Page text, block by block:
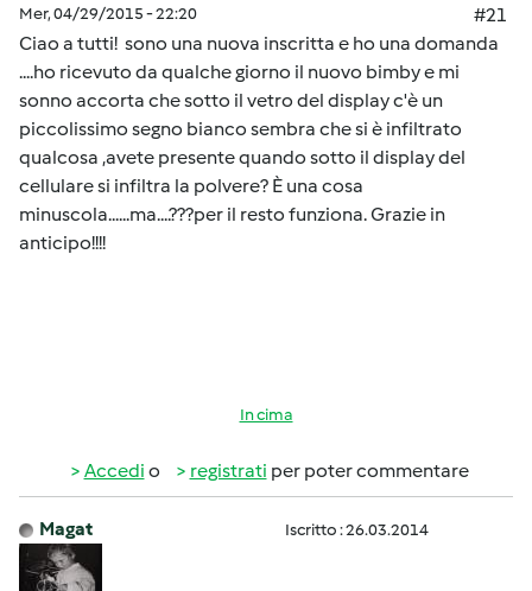
Mer, 04/29/2015 - 22:20
#21
Ciao a tutti! sono una nuova inscritta e ho una domanda
....ho ricevuto da qualche giorno il nuovo bimby e mi
sonno accorta che sotto il vetro del display c'è un
piccolissimo segno bianco sembra che si è infiltrato
qualcosa ,avete presente quando sotto il display del
cellulare si infiltra la polvere? È una cosa
minuscola......ma....???per il resto funziona. Grazie in
anticipo!!!!
In cima
Accedi o registrati per poter commentare
Magat Iscritto : 26.03.2014